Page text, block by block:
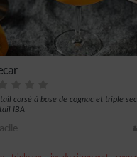
corsé à base de cognac et triple
IBA